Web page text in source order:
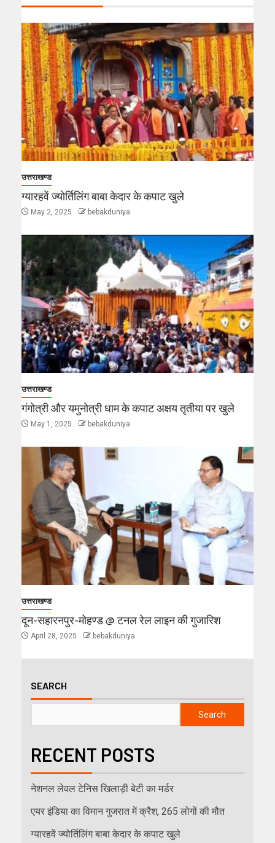
उत्तराखण्ड
ग्यारहवें ज्योर्तिलिंग बाबा केदार के कपाट खुले
May 2, 2025 bebakduniya
उत्तराखण्ड
गंगोत्री और यमुनोत्री धाम के कपाट अक्षय तृतीया पर खुले
May 1, 2025 bebakduniya
उत्तराखण्ड
दून-सहारनपुर-मोहण्ड @ टनल रेल लाइन की गुजारिश
April 28, 2025 bebakduniya
SEARCH
Search
RECENT POSTS
नेशनल लेवल टेनिस खिलाड़ी बेटी का मर्डर
एयर इंडिया का विमान गुजरात में क्रैश, 265 लोगों की मौत
ग्यारहवें ज्योर्तिलिंग बाबा केदार के कपाट खुले